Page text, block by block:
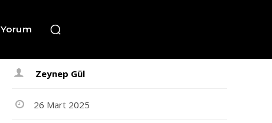
Yorum
Zeynep Gül
26 Mart 2025